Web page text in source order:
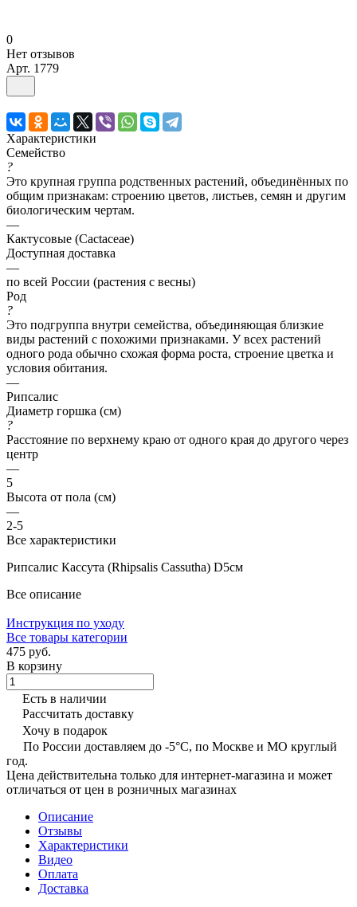
0
Нет отзывов
Арт. 1779
Характеристики
Семейство
?
Это крупная группа родственных растений, объединённых по
общим признакам: строению цветов, листьев, семян и другим
биологическим чертам.
—
Кактусовые (Cactaceae)
Доступная доставка
—
по всей России (растения с весны)
Род
?
Это подгруппа внутри семейства, объединяющая близкие
виды растений с похожими признаками. У всех растений
одного рода обычно схожая форма роста, строение цветка и
условия обитания.
—
Рипсалис
Диаметр горшка (см)
?
Расстояние по верхнему краю от одного края до другого через
центр
—
5
Высота от пола (см)
—
2-5
Все характеристики
Рипсалис Кассута (Rhipsalis Cassutha) D5см
Все описание
Инструкция по уходу
Все товары категории
475 руб.
В корзину
Есть в наличии
Рассчитать доставку
Хочу в подарок
По России доставляем до -5°C, по Москве и МО круглый
год.
Цена действительна только для интернет-магазина и может
отличаться от цен в розничных магазинах
Описание
Отзывы
Характеристики
Видео
Оплата
Доставка